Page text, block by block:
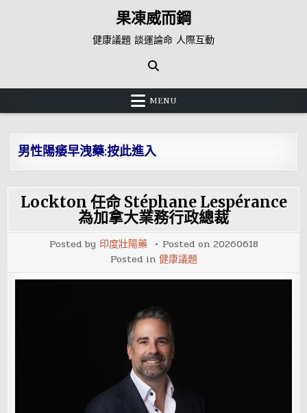
果凍威而鋼
健康議題 談運論命 人際互動
MENU
男性陽痿早洩藥:按此進入
Lockton 任命 Stéphane Lespérance
為加拿大業務行政總裁
Posted by 印度壯陽藥 Posted on 20260618
Posted in 健康議題